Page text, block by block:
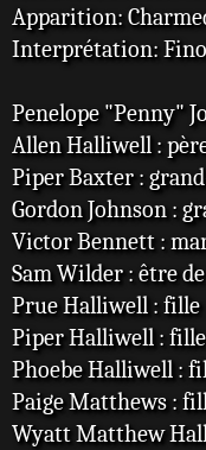
Apparition:
Interprétation:
Penelope "Penny"
Allen Halliwell :
Piper Baxter :
Gordon Johnson :
Victor Bennett :
Sam Wilder : être
Prue Halliwell : fille
Piper Halliwell : fille
Phoebe Halliwell :
Paige Matthews :
Wyatt Matthew